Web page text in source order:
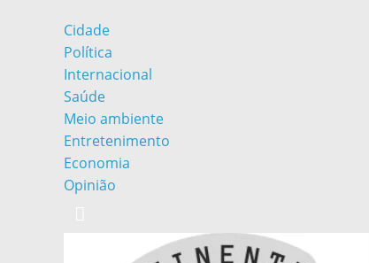
Cidade
Política
Internacional
Saúde
Meio ambiente
Entretenimento
Economia
Opinião